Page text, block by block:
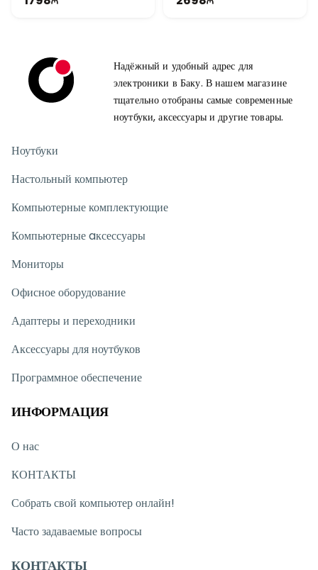
Надёжный и удобный адрес для
электроники в Баку. В нашем магазине
тщательно отобраны самые современные
ноутбуки, аксессуары и другие товары.
Ноутбуки
Настольный компьютер
Компьютерные комплектующие
Компьютерные aксессуары
Мониторы
Офисное оборудование
Адаптеры и переходники
Аксессуары для ноутбуков
Программное обеспечение
ИНФОРМАЦИЯ
О нас
КОНТАКТЫ
Собрать свой компьютер онлайн!
Часто задаваемые вопросы
КОНТАКТЫ